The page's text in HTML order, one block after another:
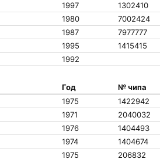
1997
1302410
1980
7002424
1987
7977777
1995
1415415
1992
Год
№ чипа
1975
1422942
1971
2040032
1976
1404493
1974
1404674
1975
206832